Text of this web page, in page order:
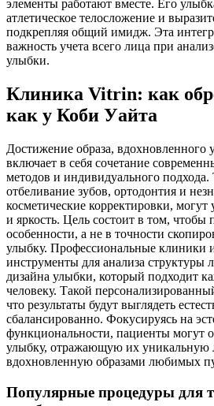
элементы работают вместе. Его
атлетическое телосложение и
подкрепляя общий имидж. Эта
важность учета всего лица при
улыбки.
Клиника Vitrin: как
как у Коби Уайта
Достижение образа, вдохновленного
включает в себя сочетание
методов и индивидуального
отбеливание зубов, ортодонтия и
косметические корректировки,
и яркость. Цель состоит в том, чтобы
особенности, а не в точности
улыбку. Профессиональные клиники
инструменты для анализа структуры
дизайна улыбки, который подходит
человеку. Такой
что результаты будут выглядеть
сбалансированно. Фокусируясь на
функциональности, пациенты могут
улыбку, отражающую их уникальную
вдохновленную образами любимых
Популярные процедуры для